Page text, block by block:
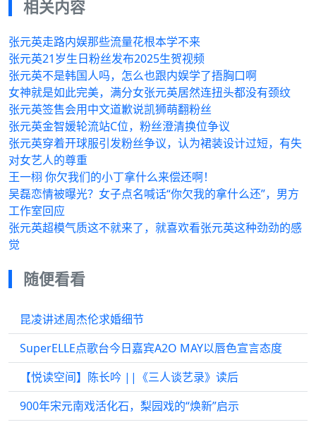
相关内容
张元英走路内娱那些流量花根本学不来
张元英21岁生日粉丝发布2025生贺视频
张元英不是韩国人吗，怎么也跟内娱学了捂胸口啊
女神就是如此完美，满分女张元英居然连扭头都没有颈纹
张元英签售会用中文道歉说凯狮萌翻粉丝
张元英金智媛轮流站C位，粉丝澄清换位争议
张元英穿着开球服引发粉丝争议，认为裙装设计过短，有失
对女艺人的尊重
王一栩 你欠我们的小丁拿什么来偿还啊！
吴磊恋情被曝光？女子点名喊话“你欠我的拿什么还”，男方
工作室回应
张元英超模气质这不就来了，就喜欢看张元英这种劲劲的感
觉
随便看看
昆凌讲述周杰伦求婚细节
SuperELLE点歌台今日嘉宾A2O MAY以唇色宣言态度
【悦读空间】陈长吟 ||《三人谈艺录》读后
900年宋元南戏活化石，梨园戏的“焕新”启示